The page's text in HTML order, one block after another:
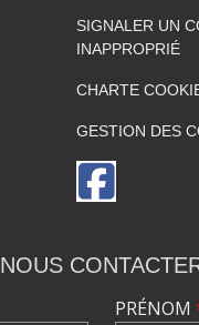
SIGNALER UN
INAPPROPRIÉ
CHARTE
GESTION DES
NOUS
PRÉNOM